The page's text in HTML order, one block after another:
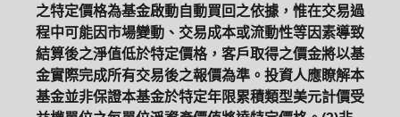
之特定價格為基金啟動自動買回之依據，惟在交易過
程中可能因市場變動、交易成本或流動性等因素導致
結算後之淨值低於特定價格，客戶取得之價金將以基
金實際完成所有交易後之報價為準。投資人應瞭解本
基金並非保證本基金於特定年限累積類型美元計價受